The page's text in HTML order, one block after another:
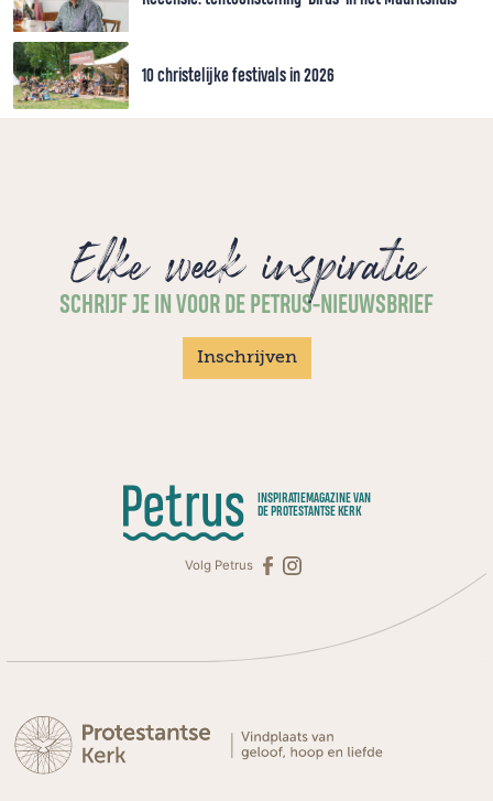
10 christelijke festivals in 2026
Elke week inspiratie
SCHRIJF JE IN VOOR DE PETRUS-NIEUWSBRIEF
Inschrijven
INSPIRATIEMAGAZINE VAN
DE PROTESTANTSE KERK
Volg Petrus